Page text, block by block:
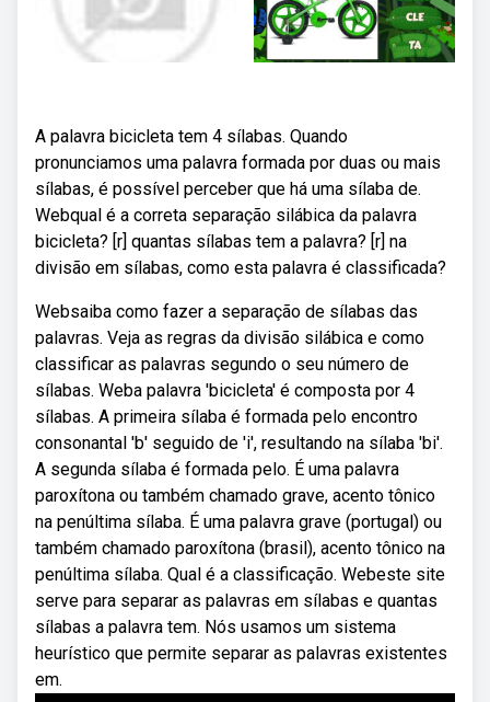
A palavra bicicleta tem 4 sílabas. Quando
pronunciamos uma palavra formada por duas ou mais
sílabas, é possível perceber que há uma sílaba de.
Webqual é a correta separação silábica da palavra
bicicleta? [r] quantas sílabas tem a palavra? [r] na
divisão em sílabas, como esta palavra é classificada?
Websaiba como fazer a separação de sílabas das
palavras. Veja as regras da divisão silábica e como
classificar as palavras segundo o seu número de
sílabas. Weba palavra 'bicicleta' é composta por 4
sílabas. A primeira sílaba é formada pelo encontro
consonantal 'b' seguido de 'i', resultando na sílaba 'bi'.
A segunda sílaba é formada pelo. É uma palavra
paroxítona ou também chamado grave, acento tônico
na penúltima sílaba. É uma palavra grave (portugal) ou
também chamado paroxítona (brasil), acento tônico na
penúltima sílaba. Qual é a classificação. Webeste site
serve para separar as palavras em sílabas e quantas
sílabas a palavra tem. Nós usamos um sistema
heurístico que permite separar as palavras existentes
em.